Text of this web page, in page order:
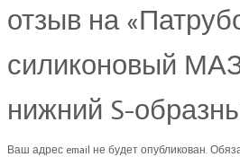
отзыв на
силиконовый
нижний S-
Ваш адрес email не будет опубликован.